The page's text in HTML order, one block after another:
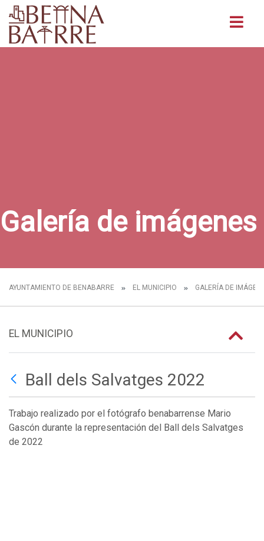
Galería de imágenes
AYUNTAMIENTO DE BENABARRE EL MUNICIPIO GALERÍA DE
EL MUNICIPIO
Ball dels Salvatges 2022
Trabajo realizado por el fotógrafo benabarrense Mario
Gascón durante la representación del Ball dels Salvatges
de 2022